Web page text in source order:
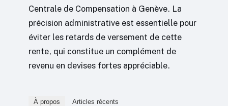
Centrale de Compensation à Genève. La
précision administrative est essentielle pour
éviter les retards de versement de cette
rente, qui constitue un complément de
revenu en devises fortes appréciable.
À propos Articles récents